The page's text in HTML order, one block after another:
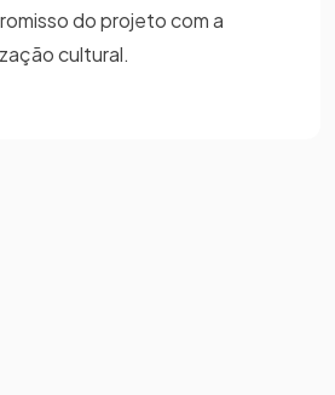
do projeto com a
cultural.